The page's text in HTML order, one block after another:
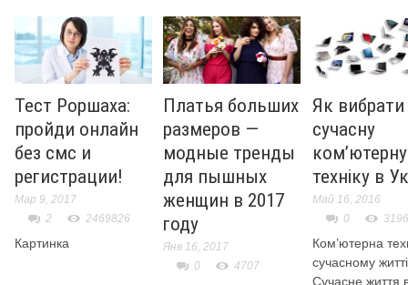
Тест Роршаха:
пройди онлайн
без смс и
регистрации!
Мар 9, 2017
2
2469826
Картинка
Платья больших
размеров —
модные тренды
для пышных
женщин в 2017
году
Янв 16, 2017
0
4707
Як вибрати
сучасну
ком’ютерну
техніку в
Май 16, 2016
0
3196
Ком’ютерна
сучасному житті
Сучасне життя